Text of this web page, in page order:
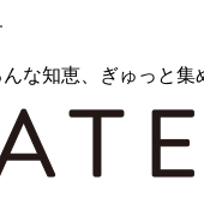
な知恵、ぎゅっと集